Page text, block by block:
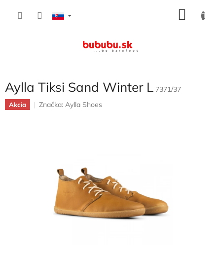
Aylla Tiksi Sand Winter L 7371/37
Akcia Značka: Aylla Shoes